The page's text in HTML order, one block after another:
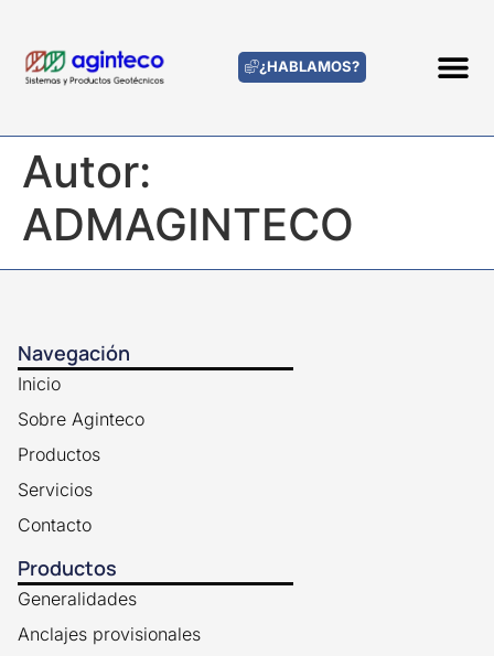
¿HABLAMOS?
Autor:
ADMAGINTECO
Navegación
Inicio
Sobre Aginteco
Productos
Servicios
Contacto
Productos
Generalidades
Anclajes provisionales